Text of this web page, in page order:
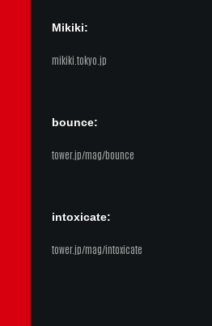
Mikiki:
mikiki.tokyo.jp
bounce:
tower.jp/mag/bounce
intoxicate:
tower.jp/mag/intoxicate